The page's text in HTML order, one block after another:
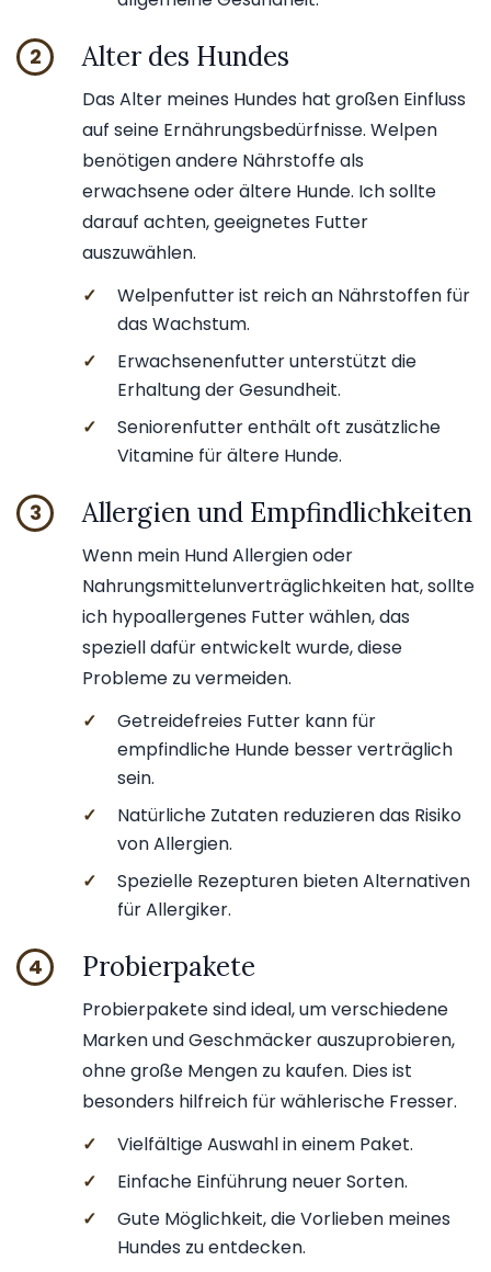
2 Alter des Hundes
Das Alter meines Hundes hat großen Einfluss
auf seine Ernährungsbedürfnisse. Welpen
benötigen andere Nährstoffe als
erwachsene oder ältere Hunde. Ich sollte
darauf achten, geeignetes Futter
auszuwählen.
✓
Welpenfutter ist reich an Nährstoffen für
das Wachstum.
✓
Erwachsenenfutter unterstützt die
Erhaltung der Gesundheit.
✓
Seniorenfutter enthält oft zusätzliche
Vitamine für ältere Hunde.
3 Allergien und Empfindlichkeiten
Wenn mein Hund Allergien oder
Nahrungsmittelunverträglichkeiten hat, sollte
ich hypoallergenes Futter wählen, das
speziell dafür entwickelt wurde, diese
Probleme zu vermeiden.
✓
Getreidefreies Futter kann für
empfindliche Hunde besser verträglich
sein.
✓
Natürliche Zutaten reduzieren das Risiko
von Allergien.
✓
Spezielle Rezepturen bieten Alternativen
für Allergiker.
4 Probierpakete
Probierpakete sind ideal, um verschiedene
Marken und Geschmäcker auszuprobieren,
ohne große Mengen zu kaufen. Dies ist
besonders hilfreich für wählerische Fresser.
✓
Vielfältige Auswahl in einem Paket.
✓
Einfache Einführung neuer Sorten.
✓
Gute Möglichkeit, die Vorlieben meines
Hundes zu entdecken.